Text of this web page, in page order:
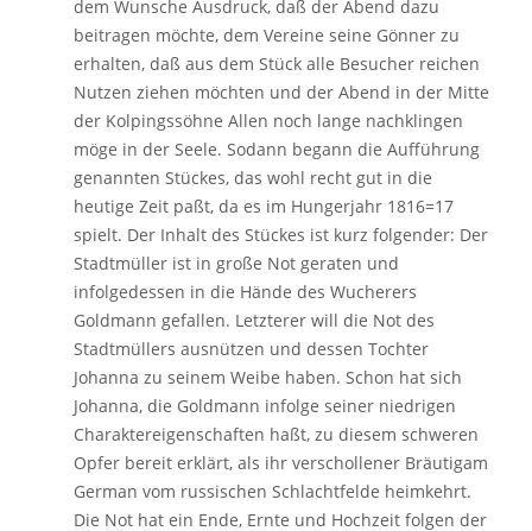
dem Wunsche Ausdruck, daß der Abend dazu
beitragen möchte, dem Vereine seine Gönner zu
erhalten, daß aus dem Stück alle Besucher reichen
Nutzen ziehen möchten und der Abend in der Mitte
der Kolpingssöhne Allen noch lange nachklingen
möge in der Seele. Sodann begann die Aufführung
genannten Stückes, das wohl recht gut in die
heutige Zeit paßt, da es im Hungerjahr 1816=17
spielt. Der Inhalt des Stückes ist kurz folgender: Der
Stadtmüller ist in große Not geraten und
infolgedessen in die Hände des Wucherers
Goldmann gefallen. Letzterer will die Not des
Stadtmüllers ausnützen und dessen Tochter
Johanna zu seinem Weibe haben. Schon hat sich
Johanna, die Goldmann infolge seiner niedrigen
Charaktereigenschaften haßt, zu diesem schweren
Opfer bereit erklärt, als ihr verschollener Bräutigam
German vom russischen Schlachtfelde heimkehrt.
Die Not hat ein Ende, Ernte und Hochzeit folgen der